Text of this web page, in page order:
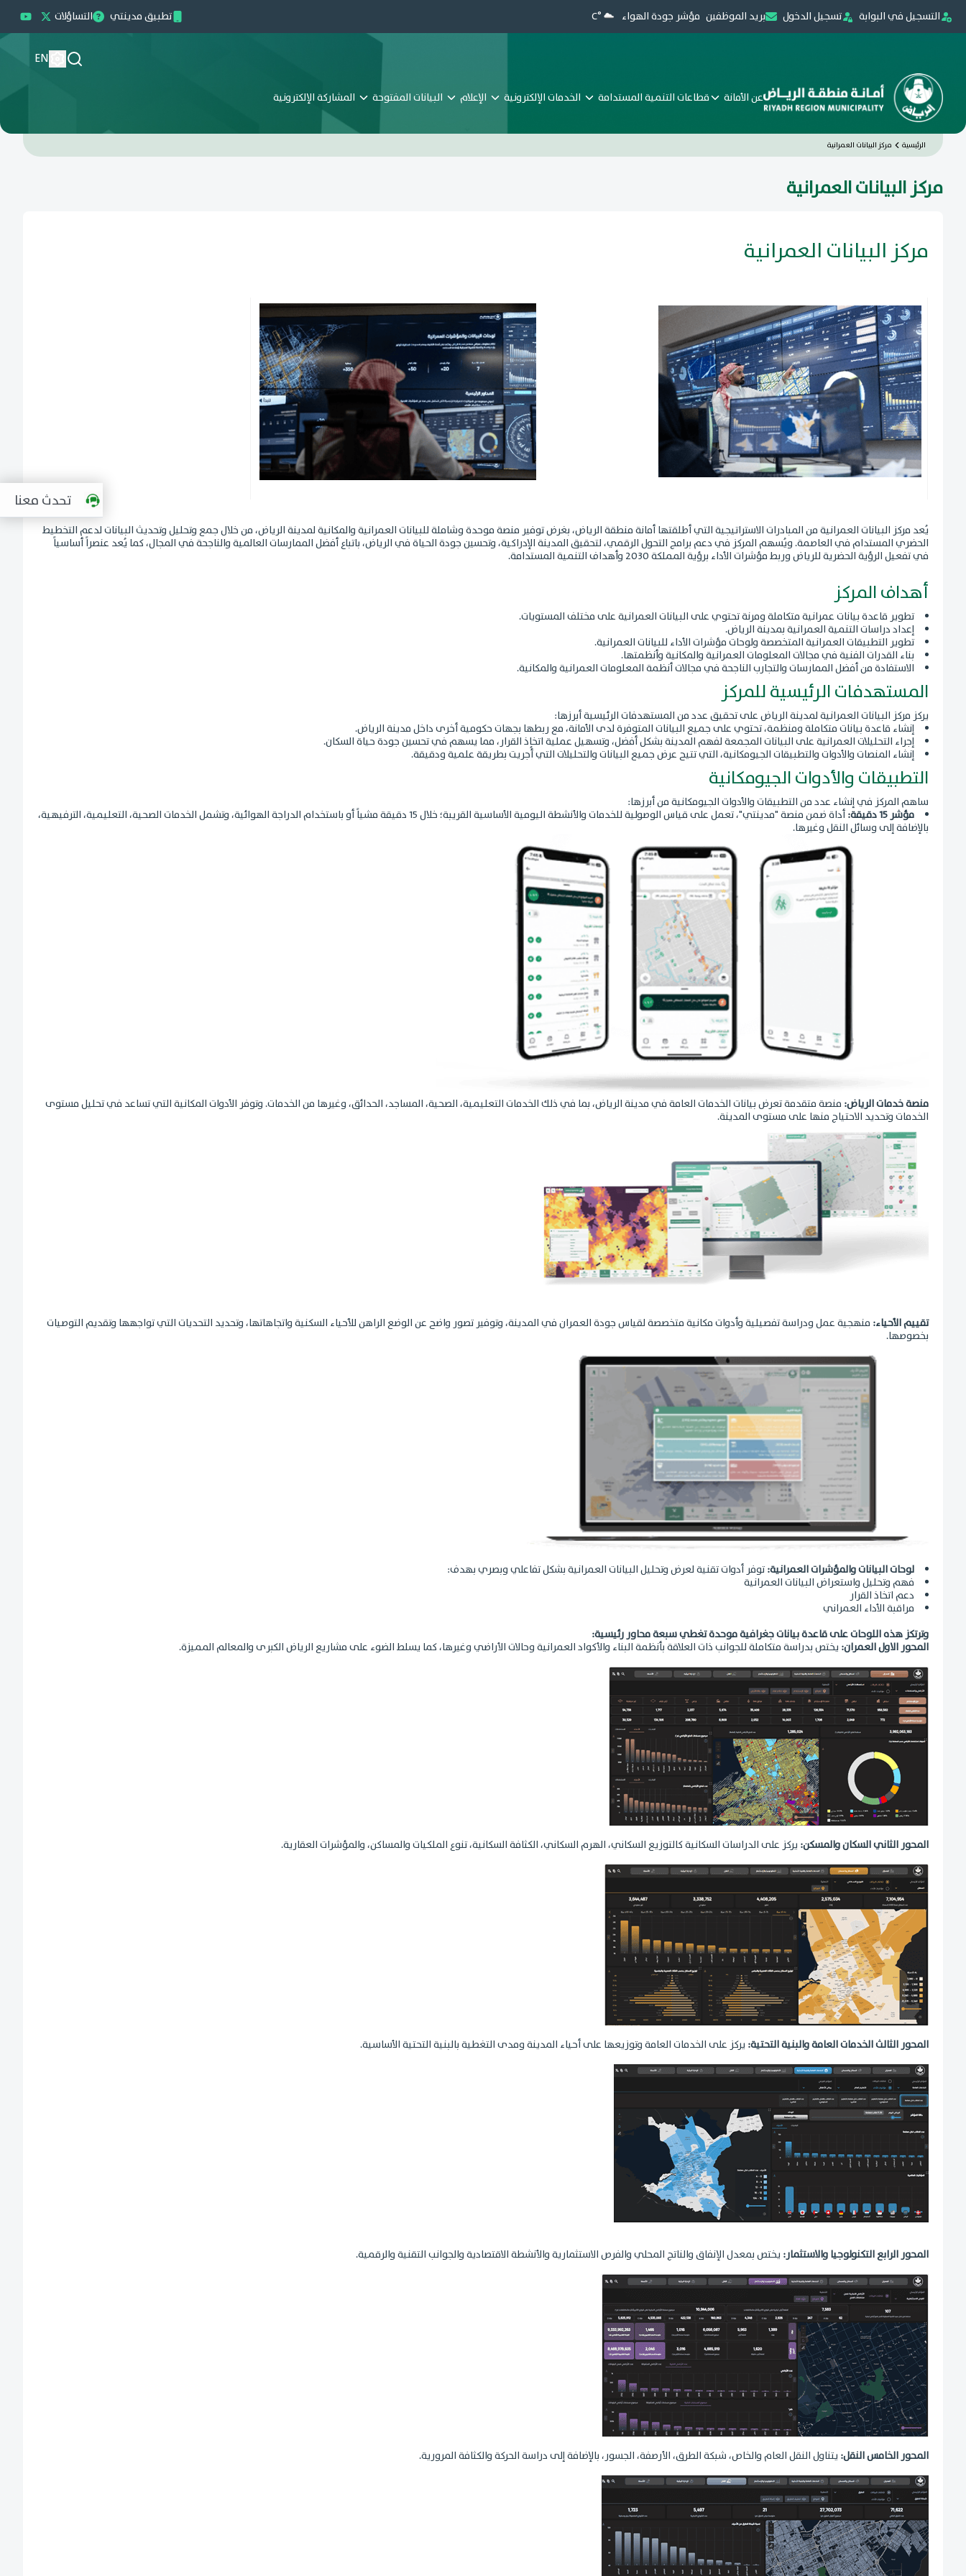
التسجيل في البوابة تسجيل الدخول بريد الموظفين مؤشر جودة الهواء °C تطبيق مدينتي التساؤلات
EN
عن الأمانة قطاعات التنمية المستدامة الخدمات الإلكترونية الإعلام البيانات المفتوحة المشاركة الإلكترونية
الرئيسية مركز البيانات العمرانية
مركز البيانات العمرانية
مركز البيانات العمرانية
يُعد مركز البيانات العمرانية من المبادرات الاستراتيجية التي أطلقتها أمانة منطقة الرياض، بغرض توفير منصة موحدة وشاملة للبيانات العمرانية والمكانية لمدينة الرياض، من خلال جمع وتحليل وتحديث البيانات لدعم التخطيط
الحضري المستدام في العاصمة. ويُسهم المركز في دعم برامج التحول الرقمي، لتحقيق المدينة الإدراكية، وتحسين جودة الحياة في الرياض، باتباع أفضل الممارسات العالمية والناجحة في المجال، كما يُعد عنصراً أساسياً
في تفعيل الرؤية الحضرية للرياض وربط مؤشرات الأداء برؤية المملكة 2030 وأهداف التنمية المستدامة.
أهداف المركز
تطوير قاعدة بيانات عمرانية متكاملة ومرنة تحتوي على البيانات العمرانية على مختلف المستويات.
إعداد دراسات التنمية العمرانية بمدينة الرياض.
تطوير التطبيقات العمرانية المتخصصة ولوحات مؤشرات الأداء للبيانات العمرانية.
بناء القدرات الفنية في مجالات المعلومات العمرانية والمكانية وأنظمتها.
الاستفادة من أفضل الممارسات والتجارب الناجحة في مجالات أنظمة المعلومات العمرانية والمكانية.
المستهدفات الرئيسية للمركز
يركز مركز البيانات العمرانية لمدينة الرياض على تحقيق عدد من المستهدفات الرئيسية أبرزها:
إنشاء قاعدة بيانات متكاملة ومنظمة، تحتوي على جميع البيانات المتوفرة لدى الأمانة، مع ربطها بجهات حكومية أخرى داخل مدينة الرياض.
إجراء التحليلات العمرانية على البيانات المجمعة لفهم المدينة بشكل أفضل، وتسهيل عملية اتخاذ القرار، مما يسهم في تحسين جودة حياة السكان.
إنشاء المنصات والأدوات والتطبيقات الجيومكانية، التي تتيح عرض جميع البيانات والتحليلات التي أُجريت بطريقة علمية ودقيقة.
التطبيقات والأدوات الجيومكانية
ساهم المركز في إنشاء عدد من التطبيقات والأدوات الجيومكانية من أبرزها:
مؤشر 15 دقيقة:
أداة ضمن منصة "مدينتي"، تعمل على قياس الوصولية للخدمات والأنشطة اليومية الأساسية القريبة؛ خلال 15 دقيقة مشياً أو باستخدام الدراجة الهوائية، وتشمل الخدمات الصحية، التعليمية، الترفيهية،
بالإضافة إلى وسائل النقل وغيرها.
منصة خدمات الرياض: منصة متقدمة تعرض بيانات الخدمات العامة في مدينة الرياض، بما في ذلك الخدمات التعليمية، الصحية، المساجد، الحدائق، وغيرها من الخدمات. وتوفر الأدوات المكانية التي تساعد في تحليل مستوى
الخدمات وتحديد الاحتياج منها على مستوى المدينة.
تقييم الأحياء: منهجية عمل ودراسة تفصيلية وأدوات مكانية متخصصة لقياس جودة العمران في المدينة، وتوفير تصور واضح عن الوضع الراهن للأحياء السكنية واتجاهاتها، وتحديد التحديات التي تواجهها وتقديم التوصيات
بخصوصها.
لوحات البيانات والمؤشرات العمرانية:توفر أدوات تقنية لعرض وتحليل البيانات العمرانية بشكل تفاعلي وبصري بهدف:
فهم وتحليل واستعراض البيانات العمرانية
دعم اتخاذ القرار
مراقبة الأداء العمراني
وترتكز هذه اللوحات على قاعدة بيانات جغرافية موحدة تغطي سبعة محاور رئيسية:
المحور الاول العمران: يختص بدراسة متكاملة للجوانب ذات العلاقة بأنظمة البناء والأكواد العمرانية وحالات الأراضي وغيرها، كما يسلط الضوء على مشاريع الرياض الكبرى والمعالم المميزة.
المحور الثاني السكان والمسكن: يركز على الدراسات السكانية كالتوزيع السكاني، الهرم السكاني، الكثافة السكانية، تنوع الملكيات والمساكن، والمؤشرات العقارية.
المحور الثالث الخدمات العامة والبنية التحتية: يركز على الخدمات العامة وتوزيعها على أحياء المدينة ومدى التغطية بالبنية التحتية الأساسية.
المحور الرابع التكنولوجيا والاستثمار: يختص بمعدل الإنفاق والناتج المحلي والفرص الاستثمارية والأنشطة الاقتصادية والجوانب التقنية والرقمية.
المحور الخامس النقل: يتناول النقل العام والخاص، شبكة الطرق، الأرصفة، الجسور، بالإضافة إلى دراسة الحركة والكثافة المرورية.
تحدث معنا